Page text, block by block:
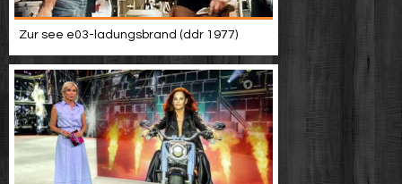
Zur see e03-ladungsbrand (ddr 1977)